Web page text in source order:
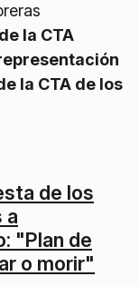
la CTA
la CTA de los
de los
a
"Plan de
o morir"